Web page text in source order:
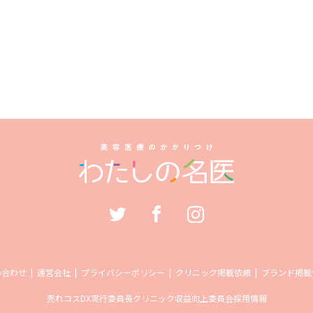
わせ 運営会社 プライバシーポリシー クリニック掲載依頼 ブランド掲
売れコスDX実行委員長クリニック収益向上委員会採用情報